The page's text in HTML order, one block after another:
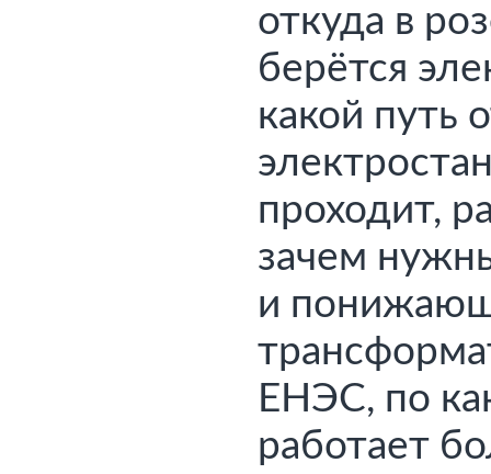
откуда в
берётся
проходит,
зачем
ЕНЭС, по